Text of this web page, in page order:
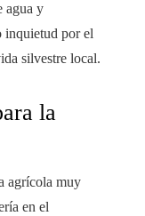
agua y
inquietud por el
silvestre local.
la
agrícola muy
en el